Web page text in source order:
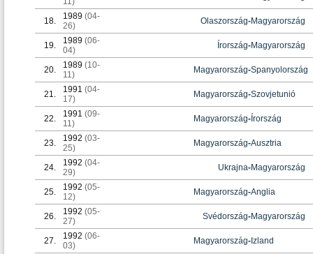
18. 1989 (04-
26)
Olaszország-Magyarország
19. 1989 (06-
04)
Írország-Magyarország
20. 1989 (10-
11)
Magyarország-Spanyolország
21. 1991 (04-
17)
Magyarország-Szovjetunió
22. 1991 (09-
11)
Magyarország- Írország
23. 1992 (03-
25)
Magyarország-Ausztria
24. 1992 (04-
29)
Ukrajna-Magyarország
25. 1992 (05-
12)
Magyarország-Anglia
26. 1992 (05-
27)
Svédország-Magyarország
27. 1992 (06-
03)
Magyarország- Izland